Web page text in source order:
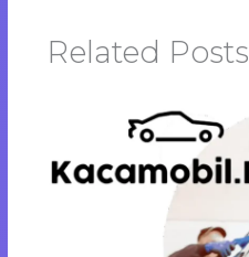
Related Posts